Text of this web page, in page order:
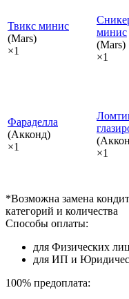
Твикс минис
(Mars)
×1
минис
(Mars)
×1
Фараделла
(Акконд)
×1
×1
*Возможна замена
категорий и количества
Способы оплаты:
для Физических
для ИП и
100% предоплата: